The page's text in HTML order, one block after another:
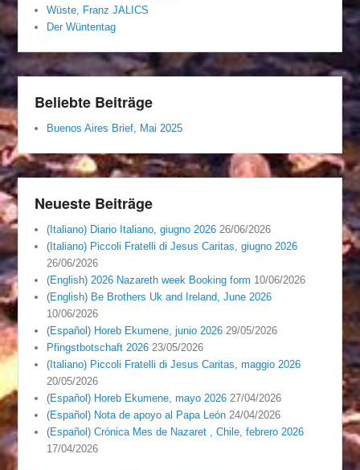
Wüste, Franz JALICS
Der Wüntentag
Beliebte Beiträge
Buenos Aires Brief, Mai 2025
Neueste Beiträge
(Italiano) Diario Italiano, giugno 2026 26/06/2026
(Italiano) Piccoli Fratelli di Jesus Caritas, giugno 2026
26/06/2026
(English) 2026 Nazareth week Booking form 10/06/2026
(English) Be Brothers Uk and Ireland, June 2026
10/06/2026
(Español) Horeb Ekumene, junio 2026 29/05/2026
Pfingstbotschaft 2026 23/05/2026
(Italiano) Piccoli Fratelli di Jesus Caritas, maggio 2026
20/05/2026
(Español) Horeb Ekumene, mayo 2026 27/04/2026
(Español) Nota de apoyo al Papa León 24/04/2026
(Español) Crónica Mes de Nazaret , Chile, febrero 2026
17/04/2026